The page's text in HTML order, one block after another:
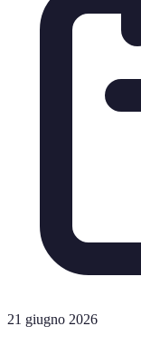
21 giugno 2026